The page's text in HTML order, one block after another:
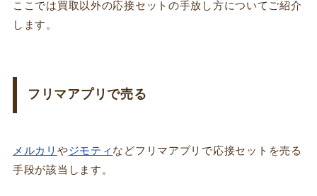
ここでは買取以外の応接セットの手放し方についてご紹介
します。
フリマアプリで売る
メルカリ やジモティ などフリマアプリで応接セットを売る
手段が該当します。